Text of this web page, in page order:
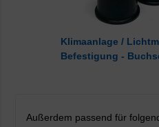
Klimaanlage /
Befestigung -
Außerdem passend für